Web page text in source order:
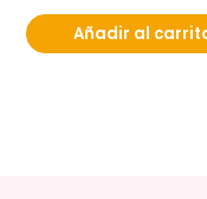
Añadir al